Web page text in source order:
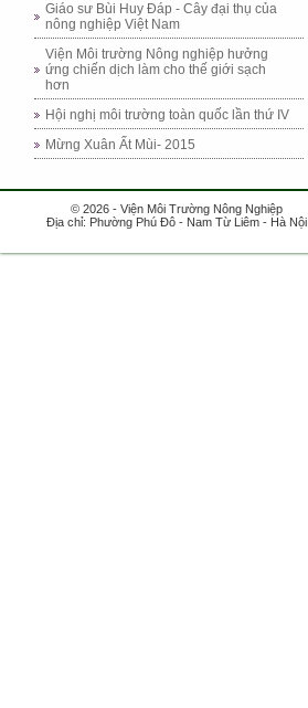
Giáo sư Bùi Huy Đáp - Cây đại thụ của
nông nghiệp Việt Nam
Viện Môi trường Nông nghiệp hưởng
ứng chiến dịch làm cho thế giới sạch
hơn
Hội nghị môi trường toàn quốc lần thứ IV
Mừng Xuân Ất Mùi- 2015
© 2026 - Viện Môi Trường Nông Nghiệp
Địa chỉ: Phường Phú Đô - Nam Từ Liêm - Hà Nội